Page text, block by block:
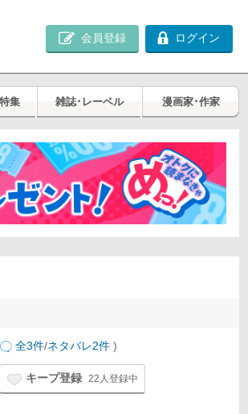
会員登録 ログイン
集 雑誌･レーベル 漫画家･作家
全3件/ネタバレ2件 )
キープ登録 22人登録中